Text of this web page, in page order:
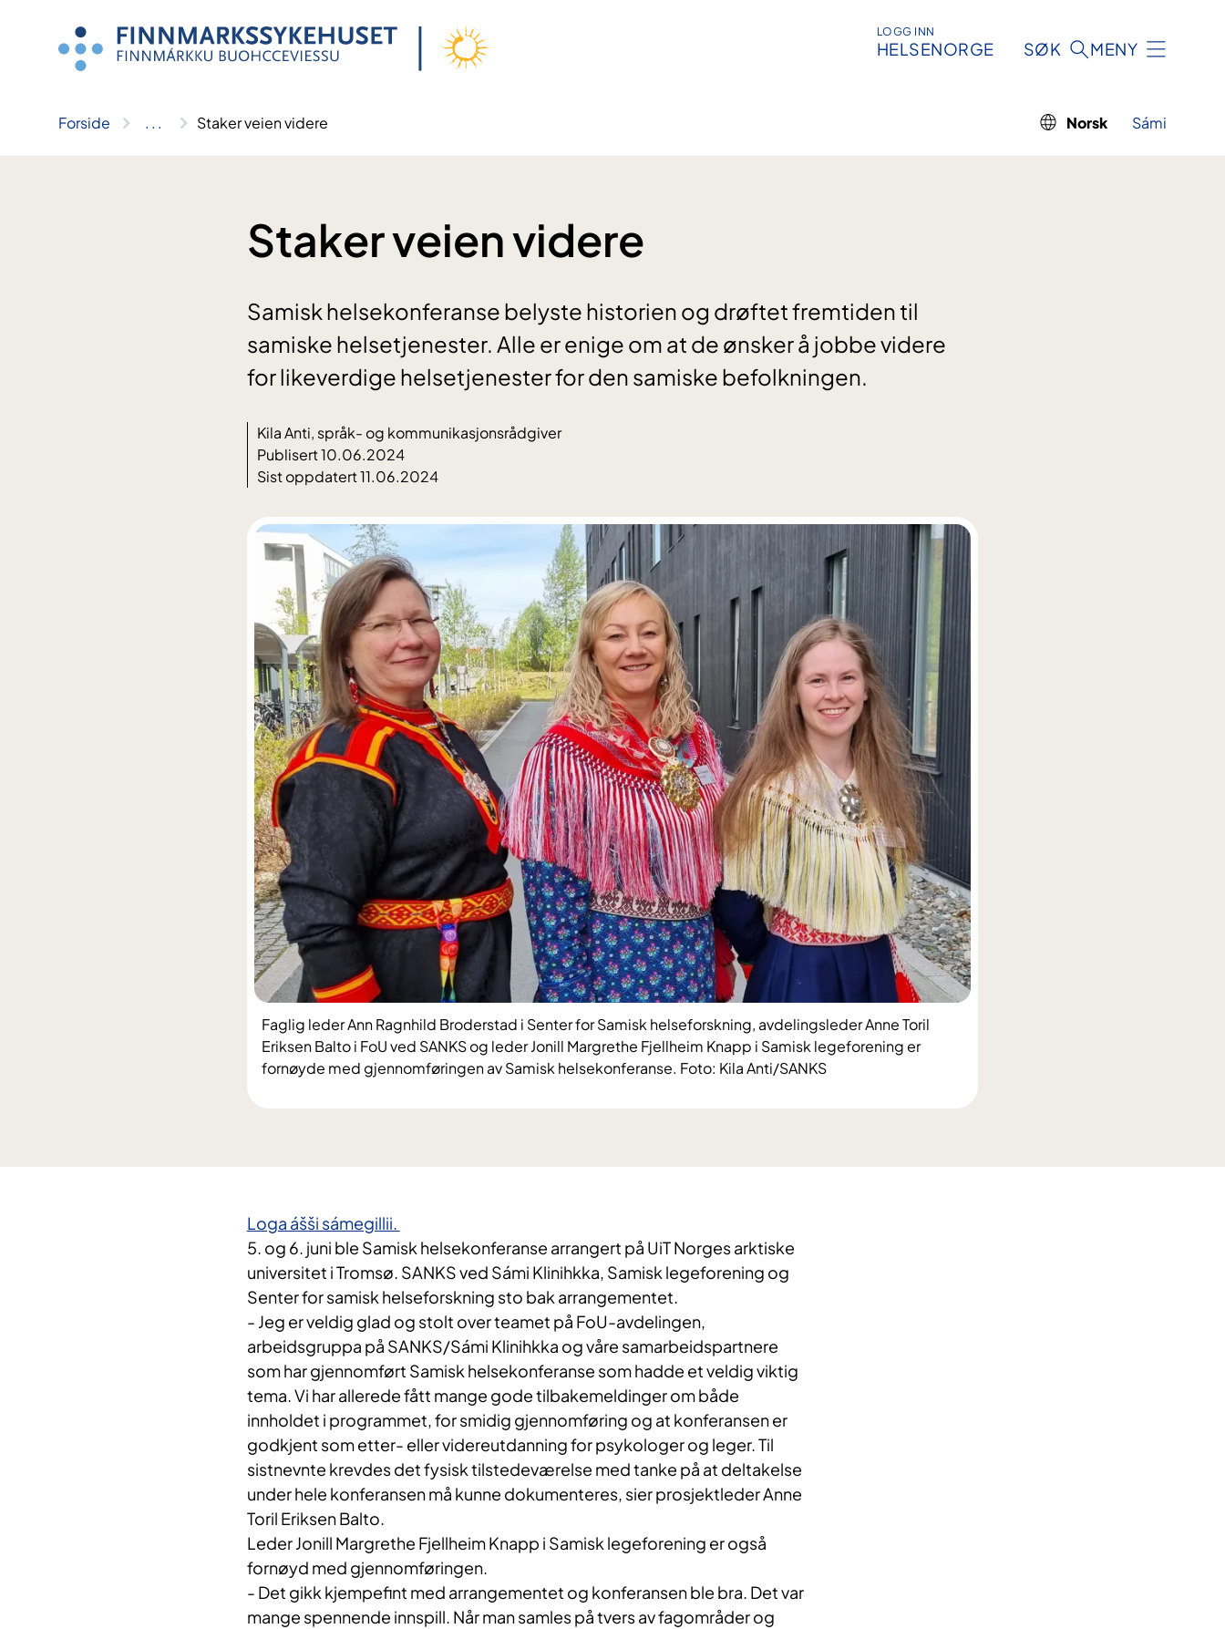
LOGG INN
HELSENORGE SØK MENY
Forside .. . Staker veien videre Norsk Sámi
Staker veien videre
Samisk helsekonferanse belyste historien og drøftet fremtiden til
samiske helsetjenester. Alle er enige om at de ønsker å jobbe videre
for likeverdige helsetjenester for den samiske befolkningen.
Kila Anti, språk- og kommunikasjonsrådgiver
Publisert 10.06.2024
Sist oppdatert 11.06.2024
Faglig leder Ann Ragnhild Broderstad i Senter for Samisk helseforskning, avdelingsleder Anne Toril
Eriksen Balto i FoU ved SANKS og leder Jonill Margrethe Fjellheim Knapp i Samisk legeforening er
fornøyde med gjennomføringen av Samisk helsekonferanse. Foto: Kila Anti/SANKS
Loga ášši sámegillii.
5. og 6. juni ble Samisk helsekonferanse arrangert på UiT Norges arktiske
universitet i Tromsø. SANKS ved Sámi Klinihkka, Samisk legeforening og
Senter for samisk helseforskning sto bak arrangementet.
- Jeg er veldig glad og stolt over teamet på FoU-avdelingen,
arbeidsgruppa på SANKS/Sámi Klinihkka og våre samarbeidspartnere
som har gjennomført Samisk helsekonferanse som hadde et veldig viktig
tema. Vi har allerede fått mange gode tilbakemeldinger om både
innholdet i programmet, for smidig gjennomføring og at konferansen er
godkjent som etter- eller videreutdanning for psykologer og leger. Til
sistnevnte krevdes det fysisk tilstedeværelse med tanke på at deltakelse
under hele konferansen må kunne dokumenteres, sier prosjektleder Anne
Toril Eriksen Balto.
Leder Jonill Margrethe Fjellheim Knapp i Samisk legeforening er også
fornøyd med gjennomføringen.
- Det gikk kjempefint med arrangementet og konferansen ble bra. Det var
mange spennende innspill. Når man samles på tvers av fagområder og